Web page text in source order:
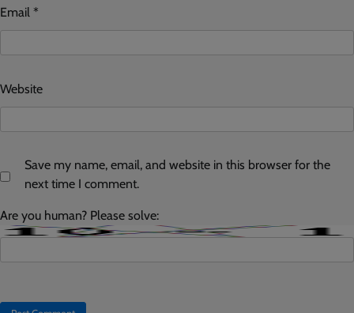
Email *
Website
Save my name, email, and website in this browser for the
next time I comment.
Are you human? Please solve: